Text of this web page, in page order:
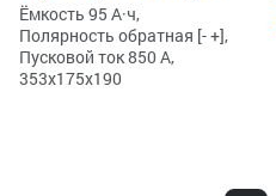
Ёмкость 95 А·ч,
Полярность обратная [- +],
Пусковой ток 850 А,
353x175x190